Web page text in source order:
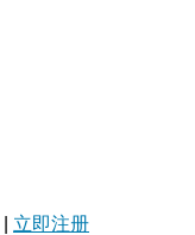
立即注册